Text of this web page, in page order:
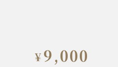
¥9,000